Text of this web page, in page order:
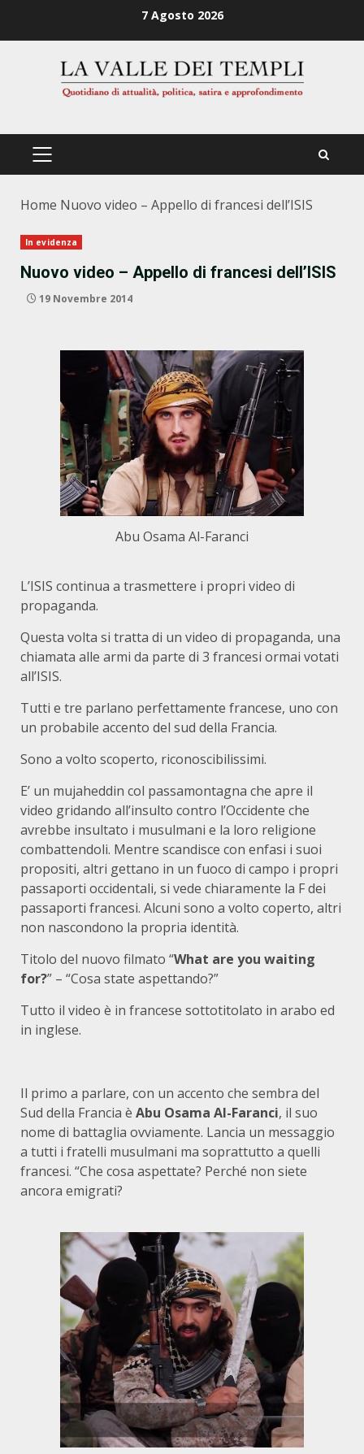
7 Agosto 2026
PRIMÄRES
Home Nuovo video – Appello di francesi dell’ISIS
In evidenza
Nuovo video – Appello di francesi dell’ISIS
19 Novembre 2014
Abu Osama Al-Faranci
L’ISIS continua a trasmettere i propri video di
propaganda.
Questa volta si tratta di un video di propaganda, una
chiamata alle armi da parte di 3 francesi ormai votati
all’ISIS.
Tutti e tre parlano perfettamente francese, uno con
un probabile accento del sud della Francia.
Sono a volto scoperto, riconoscibilissimi.
E’ un mujaheddin col passamontagna che apre il
video gridando all’insulto contro l’Occidente che
avrebbe insultato i musulmani e la loro religione
combattendoli. Mentre scandisce con enfasi i suoi
propositi, altri gettano in un fuoco di campo i propri
passaporti occidentali, si vede chiaramente la F dei
passaporti francesi. Alcuni sono a volto coperto, altri
non nascondono la propria identità.
Titolo del nuovo filmato “What are you waiting
for?” – “Cosa state aspettando?”
Tutto il video è in francese sottotitolato in arabo ed
in inglese.
Il primo a parlare, con un accento che sembra del
Sud della Francia è Abu Osama Al-Faranci, il suo
nome di battaglia ovviamente. Lancia un messaggio
a tutti i fratelli musulmani ma soprattutto a quelli
francesi. “Che cosa aspettate? Perché non siete
ancora emigrati?